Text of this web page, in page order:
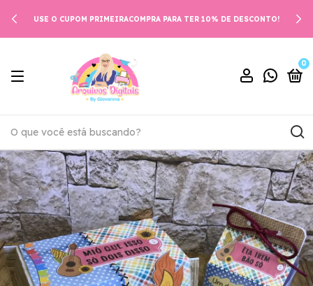
USE O CUPOM PRIMEIRACOMPRA PARA TER 10% DE DESCONTO!
0